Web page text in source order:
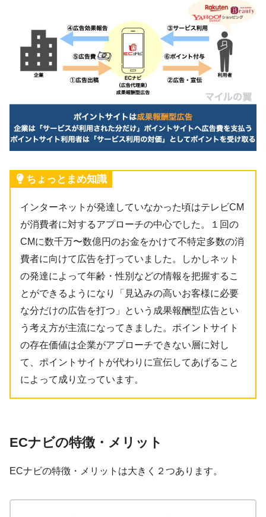
ちょっとまめ知識
インターネットが発達していなかった頃はテレビCM
が消費者に対するアプローチの中心でした。１回の
CMに数千万〜数億円のお金をかけて不特定多数の消
費者に向けて広告を打っていました。しかしネット
の発達によって年齢・性別などの情報を把握するこ
とができるようになり「見込みの高いお客様に必要
な分だけの広告を打つ」という成果報酬型広告とい
う考え方が主流になってきました。ポイントサイト
の存在価値は企業がアプローチできない層に対し
て、ポイントサイトが代わりに宣伝してあげること
によって成り立っています。
ECナビの特徴・メリット
ECナビの特徴・メリットは大きく２つあります。